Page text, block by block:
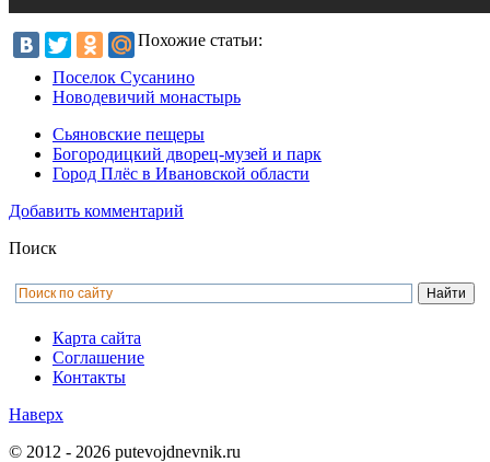
Похожие статьи:
Поселок Сусанино
Новодевичий монастырь
Сьяновские пещеры
Богородицкий дворец-музей и парк
Город Плёс в Ивановской области
Добавить комментарий
Поиск
Карта сайта
Соглашение
Контакты
Наверх
© 2012 - 2026 putevojdnevnik.ru